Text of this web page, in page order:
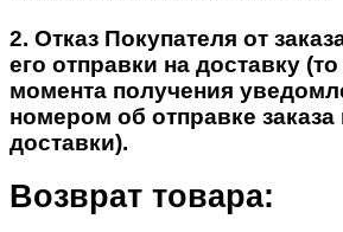
2. Отказ Покупателя от
его отправки на доставку
момента получения
номером об отправке
доставки).
Возврат товара: